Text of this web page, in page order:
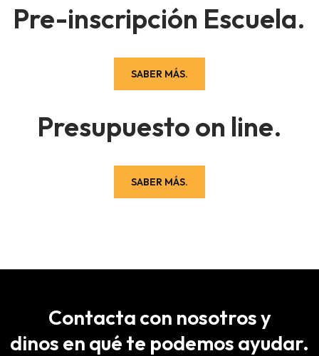
Pre-inscripción Escuela.
SABER MÁS.
Presupuesto on line.
SABER MÁS.
Contacta con nosotros y
dinos en qué te podemos ayudar.